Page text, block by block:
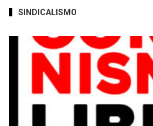
SINDICALISMO